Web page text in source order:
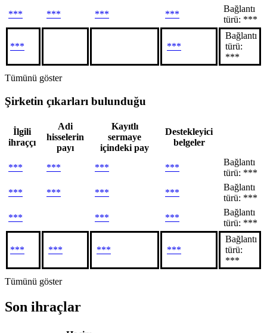
***
*** *** ***
Bağlantı
türü: ***
*** ***
Bağlantı
türü:
***
Tümünü göster
Şirketin çıkarları bulunduğu
İlgili
ihraççı
Adi
hisselerin
payı
Kayıtlı
sermaye
içindeki pay
Destekleyici
belgeler
*** *** *** ***
Bağlantı
türü: ***
***
*** *** ***
Bağlantı
türü: ***
***
*** ***
Bağlantı
türü: ***
*** *** *** ***
Bağlantı
türü:
***
Tümünü göster
Son ihraçlar